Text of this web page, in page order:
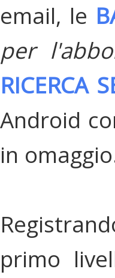
email, le
per
RICERCA
Android
in
primo